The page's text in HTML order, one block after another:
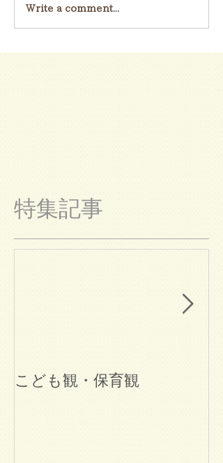
Write a comment...
特集記事
こども観・保育観